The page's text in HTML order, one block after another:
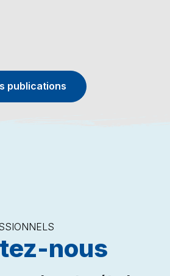
publications
nous